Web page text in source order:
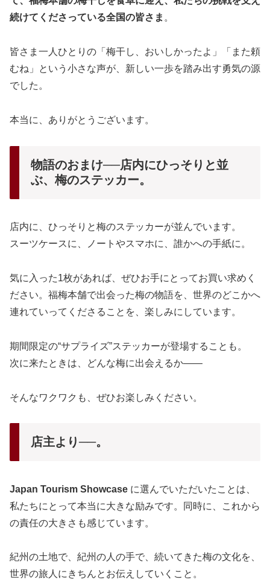
続けてくださっている全国の皆さま 。
皆さま一人ひとりの「梅干し、おいしかったよ」「また頼
むね」という小さな声が、新しい一歩を踏み出す勇気の源
でした。
本当に、ありがとうございます。
物語のおまけ──店内にひっそりと並
ぶ、梅のステッカー。
店内に、ひっそりと梅のステッカーが並んでいます。
スーツケースに、ノートやスマホに、誰かへの手紙に。
気に入った1枚があれば、ぜひお手にとってお買い求めく
ださい。福梅本舗で出会った梅の物語を、世界のどこかへ
連れていってくださることを、楽しみにしています。
期間限定の“サプライズ”ステッカーが登場することも。
次に来たときは、どんな梅に出会えるか――
そんなワクワクも、ぜひお楽しみください。
店主より──。
Japan Tourism Showcase に選んでいただいたことは、
私たちにとって本当に大きな励みです。同時に、これから
の責任の大きさも感じています。
紀州の土地で、紀州の人の手で、続いてきた梅の文化を、
世界の旅人にきちんとお伝えしていくこと。